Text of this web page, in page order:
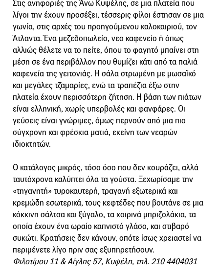
Στις ανηφοριές της Άνω Κυψέλης, σε μια πλατεία που
λίγοι την έχουν προσέξει, τέσσερις φίλοι έστησαν σε μια
γωνία, στις αρχές του προηγούμενου καλοκαιριού, τον
Άτλαντα. Ένα μεζεδοπωλείο, νεο καφενείο ή όπως
αλλιώς θέλετε να το πείτε, όπου το φαγητό μπαίνει στη
μέση σε ένα περιβάλλον που θυμίζει κάτι από τα παλιά
καφενεία της γειτονιάς. Η σάλα στρωμένη με μωσαϊκό
και μεγάλες τζαμαρίες, ενώ τα τραπέζια έξω στην
πλατεία έχουν περισσότερη ζήτηση. Η βάση των πιάτων
είναι ελληνική, χωρίς υπερβολές και φανφάρες. Οι
γεύσεις είναι γνώριμες, όμως περνούν από μια πιο
σύγχρονη και φρέσκια ματιά, εκείνη των νεαρών
ιδιοκτητών.
Ο κατάλογος μικρός, τόσο όσο που δεν κουράζει, αλλά
ταυτόχρονα καλύπτει όλα τα γούστα. Ξεχωρίσαμε την
«τηγανητή» τυροκαυτερή, τραγανή εξωτερικά και
κρεμώδη εσωτερικά, τους κεφτέδες που βουτάνε σε μια
κόκκινη σάλτσα και ξύγαλο, τα χοιρινά μπριζολάκια, τα
οποία έχουν ένα ωραίο καπνιστό γλάσο, και στιβαρό
συκώτι. Κρατήσεις δεν κάνουν, οπότε ίσως χρειαστεί να
περιμένετε λίγο πριν σας εξυπηρετήσουν.
Φιλοτίμου 11 & Αίγλης 57, Κυψέλη, τηλ. 210 4404031